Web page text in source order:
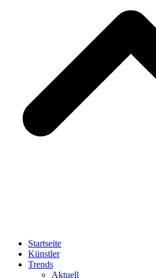
Startseite
Künstler
Trends
Aktuell